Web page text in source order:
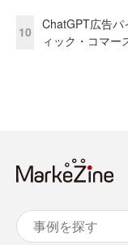
10
ChatGPT広告
ィック・コマー